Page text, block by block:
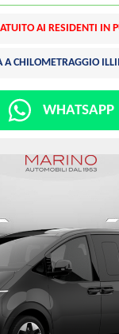
AI RESIDENTI IN
CHILOMETRAGGIO
WHATSAPP